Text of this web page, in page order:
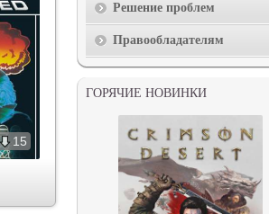
15
Решение проблем
Правообладателям
ГОРЯЧИЕ НОВИНКИ